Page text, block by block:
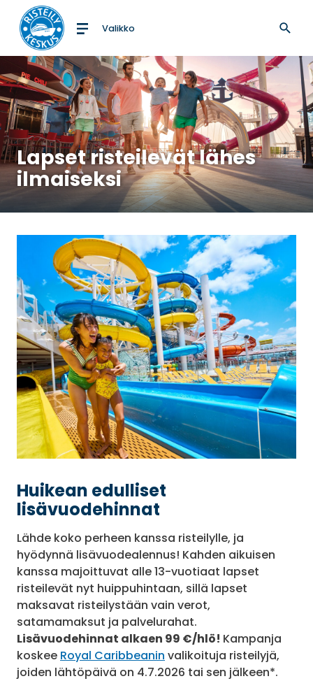
Etusivulle
Valikko
Lapset risteilevät lähes
ilmaiseksi
Huikean edulliset
lisävuodehinnat
Lähde koko perheen kanssa risteilylle, ja
hyödynnä lisävuodealennus! Kahden aikuisen
kanssa majoittuvat alle 13-vuotiaat lapset
risteilevät nyt huippuhintaan, sillä lapset
maksavat risteilystään vain verot,
satamamaksut ja palvelurahat.
Lisävuodehinnat alkaen 99 €/hlö! Kampanja
koskee Royal Caribbeanin valikoituja risteilyjä,
joiden lähtöpäivä on 4.7.2026 tai sen jälkeen*.